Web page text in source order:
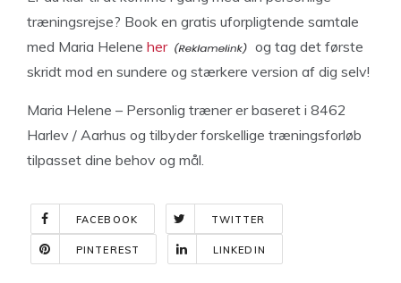
træningsrejse? Book en gratis uforpligtende samtale
med Maria Helene her
og tag det første
skridt mod en sundere og stærkere version af dig selv!
Maria Helene – Personlig træner er baseret i 8462
Harlev / Aarhus og tilbyder forskellige træningsforløb
tilpasset dine behov og mål.
FACEBOOK TWITTER
PINTEREST LINKEDIN